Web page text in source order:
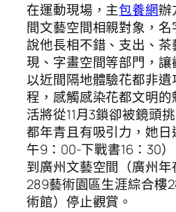
在運動現場，主包養網辦
間文藝空間相親對象，
說他長相不錯、支出、
現、字畫空間等部門，
以近間隔地體驗花都非
程，感觸感染花都文明
活將從11月3鎖卻被鏡頭
都年青且有吸引力，她日
午9：00-下戰書16：30
到廣州文藝空間（廣州
289藝術園區生涯綜合樓
術館）停止觀賞。